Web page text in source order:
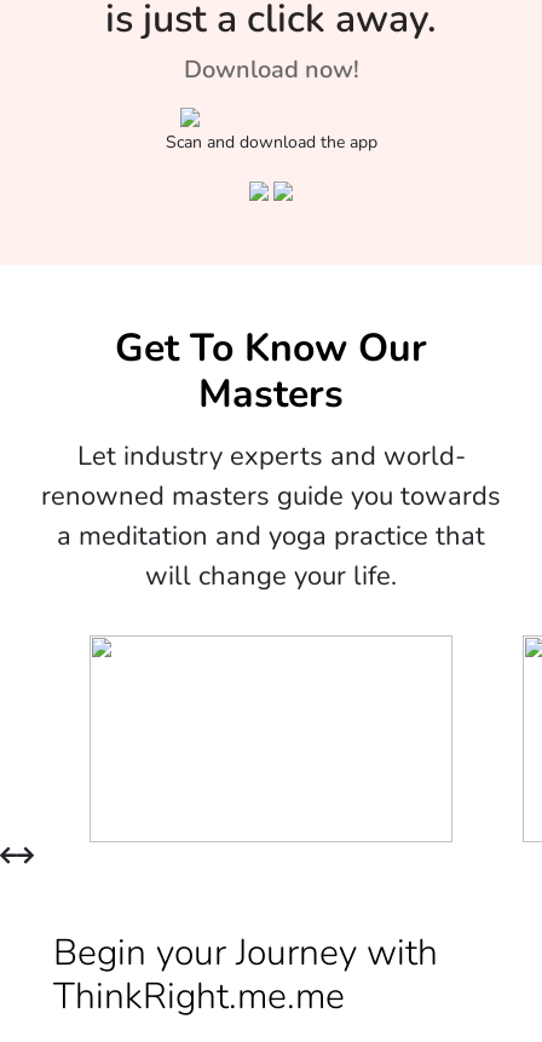
is just a click away.
Download now!
Scan and download the app
Get To Know Our
Masters
Let industry experts and world-
renowned masters guide you towards
a meditation and yoga practice that
will change your life.
Begin your Journey with
ThinkRight.me.me